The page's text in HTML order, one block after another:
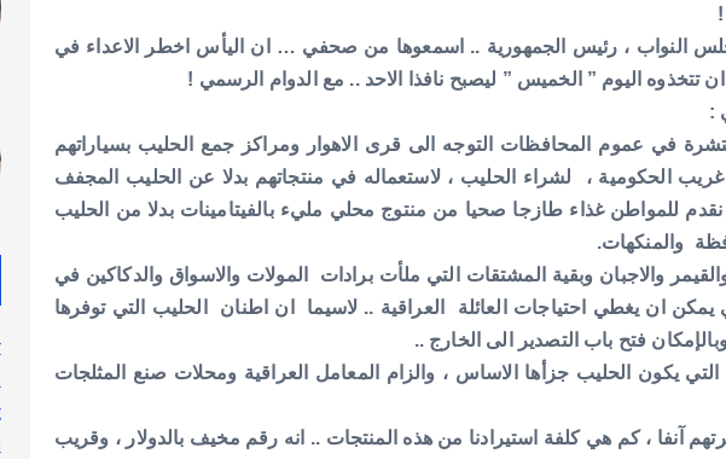
النواب ، رئيس الجمهورية .. اسمعوها من صحفي … ان اليأس اخطر الاعداء في
تتخذوه اليوم ” الخميس ” ليصبح نافذا الاحد .. مع الدوام الرسمي !
:
في عموم المحافظات التوجه الى قرى الاهوار ومراكز جمع الحليب بسياراتهم
غريب الحكومية ، لشراء الحليب ، لاستعماله في منتجاتهم بدلا عن الحليب المجفف
نقدم للمواطن غذاء طازجا صحيا من منتوج محلي مليء بالفيتامينات بدلا من الحليب
والمنكهات.
والاجبان وبقية المشتقات التي ملأت برادات المولات والاسواق والدكاكين في
ان يغطي احتياجات العائلة العراقية .. لاسيما ان اطنان الحليب التي توفرها
فتح باب التصدير الى الخارج ..
التي يكون الحليب جزأها الاساس ، والزام المعامل العراقية ومحلات صنع المثلجات
آنفا ، كم هي كلفة استيرادنا من هذه المنتجات .. انه رقم مخيف بالدولار ، وقريب